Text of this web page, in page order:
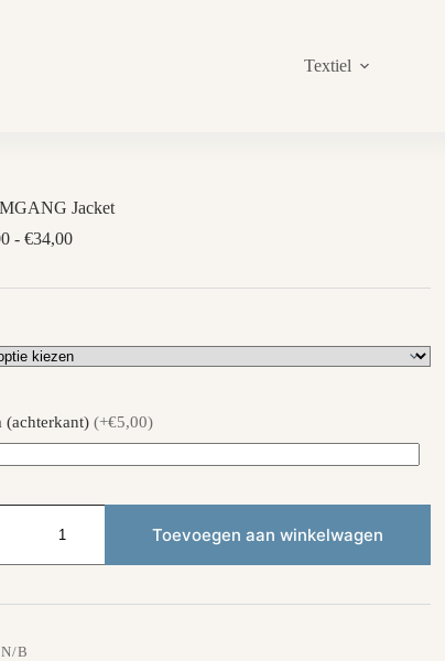
Textiel
Jacket
- €34,00Prijsklasse:
(achterkant) (+€5,00)
Toevoegen aan winkelwagen
N/B